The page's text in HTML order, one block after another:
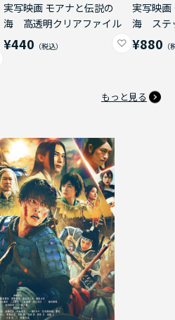
実写映画 モアナと伝説の
海 高透明クリアファイル
¥440
実写映画
海 ステ
¥880
もっと見る